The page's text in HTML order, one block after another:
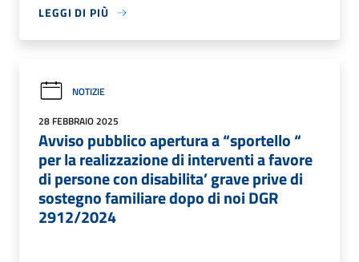
LEGGI DI PIÙ
NOTIZIE
28 FEBBRAIO 2025
Avviso pubblico apertura a “sportello “
per la realizzazione di interventi a favore
di persone con disabilita’ grave prive di
sostegno familiare dopo di noi DGR
2912/2024